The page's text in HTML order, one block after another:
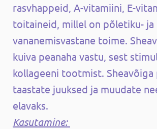
rasvhappeid, A-vitamiini, E-
toitaineid, millel on põletiku- ja
vananemisvastane toime.
kuiva peanaha vastu, sest
kollageeni tootmist. Sheavõiga
taastate juuksed ja muudate
elavaks.
Kasutamine: